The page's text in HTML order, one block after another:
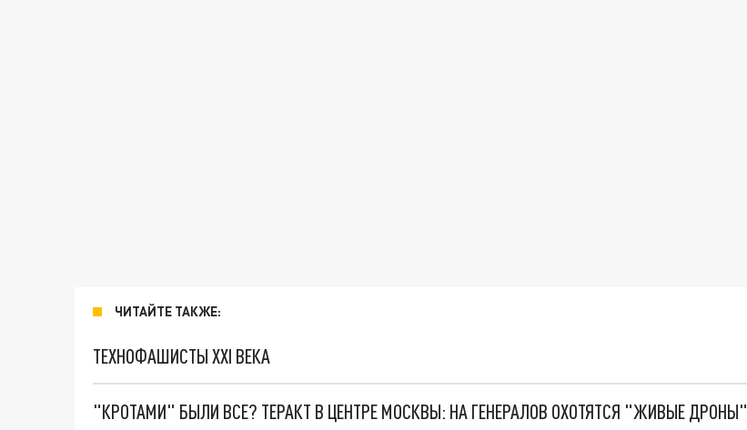
ЧИТАЙТЕ ТАКЖЕ:
ТЕХНОФАШИСТЫ XXI ВЕКА
"КРОТАМИ" БЫЛИ ВСЕ? ТЕРАКТ В ЦЕНТРЕ МОСКВЫ: НА ГЕНЕРАЛОВ ОХОТЯТСЯ "ЖИВЫЕ ДРОНЫ"